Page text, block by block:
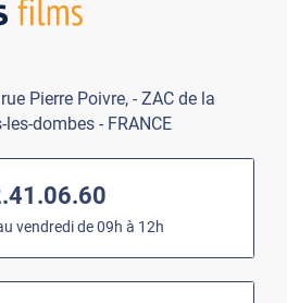
Pierre Poivre, - ZAC de la
dombes - FRANCE
vendredi de 09h à 12h